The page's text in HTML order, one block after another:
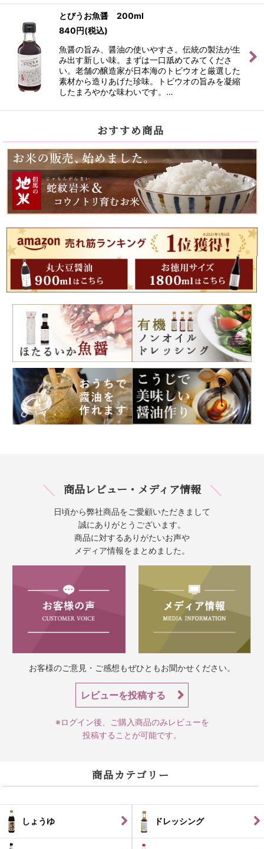
とびうお魚醤 200ml
840円(税込)
魚醤の旨み、醤油の使いやすさ。伝統の製法が生
み出す新しい味。まずは一口舐めてみてくださ
い。老舗の醸造家が日本海のトビウオと厳選した
素材から造りあげた珍味。トビウオの旨みを凝縮
したまろやかな味わいです。…
おすすめ商品
商品レビュー・メディア情報
日頃から弊社商品をご愛顧いただきまして
誠にありがとうございます。
商品に対するありがたいお声や
メディア情報をまとめました。
お客様のご意見・ご感想もぜひともお聞かせください。
レビューを投稿する
※ログイン後、ご購入商品のみレビューを
投稿することが可能です。
商品カテゴリー
しょうゆ ドレッシング